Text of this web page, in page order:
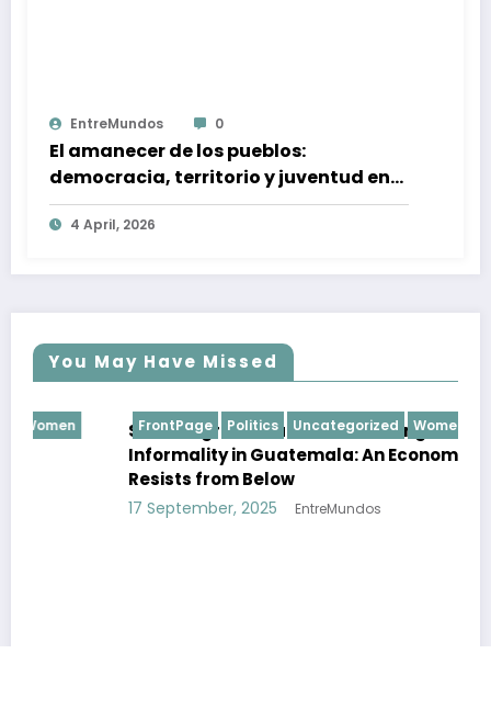
EntreMundos 0
El amanecer de los pueblos:
democracia, territorio y juventud en
Guatemala
4 April, 2026
You May Have Missed
FrontPage Politics Uncategorized Women Youth
SMEs, Migration, and the Challenge of
Informality in Guatemala: An Economy that
Resists from Below
17 September, 2025 EntreMundos